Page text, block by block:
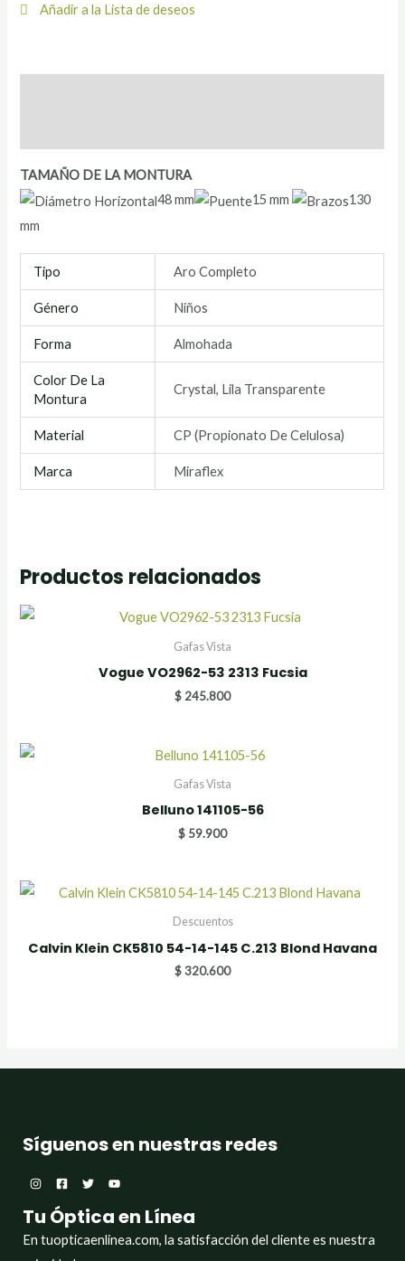
Añadir a la Lista de deseos
TAMAÑO DE LA MONTURA
48 mm
15 mm
130
mm
Tipo Aro Completo
Género Niños
Forma Almohada
Color De La
Montura
Crystal, Lila Transparente
Material CP (Propionato De Celulosa)
Marca Miraflex
Productos relacionados
Gafas Vista
Vogue VO2962-53 2313 Fucsia
$ 245.800
Gafas Vista
Belluno 141105-56
$ 59.900
Descuentos
Calvin Klein CK5810 54-14-145 C.213 Blond Havana
$320.600
Síguenos en nuestras redes
Tu Óptica en Línea
En tuopticaenlinea.com, la satisfacción del cliente es nuestra